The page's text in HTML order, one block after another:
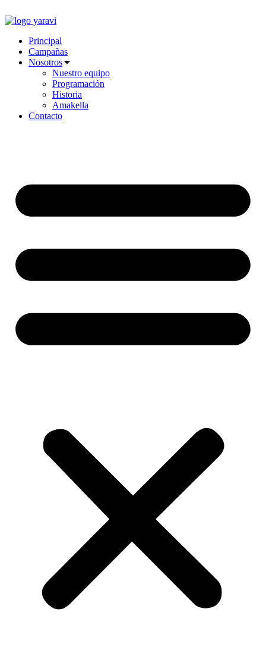
al
Principal
Campañas
Nosotros
Nuestro equipo
Programación
Historia
Amakella
Contacto